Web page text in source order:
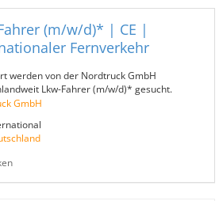
(m/w/d)* | CE |
Fernverkehr
werden von der Nordtruck GmbH
Lkw-Fahrer (m/w/d)* gesucht.
GmbH